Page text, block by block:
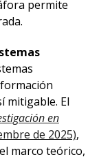
permite
mitigable. El
en
de 2025),
marco teórico,